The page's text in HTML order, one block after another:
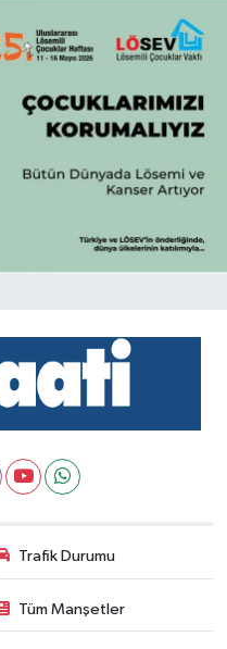
Trafik Durumu
Tüm Manşetler